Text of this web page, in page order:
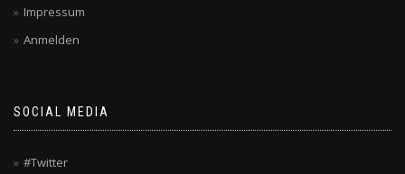
Impressum
Anmelden
SOCIAL MEDIA
#Twitter